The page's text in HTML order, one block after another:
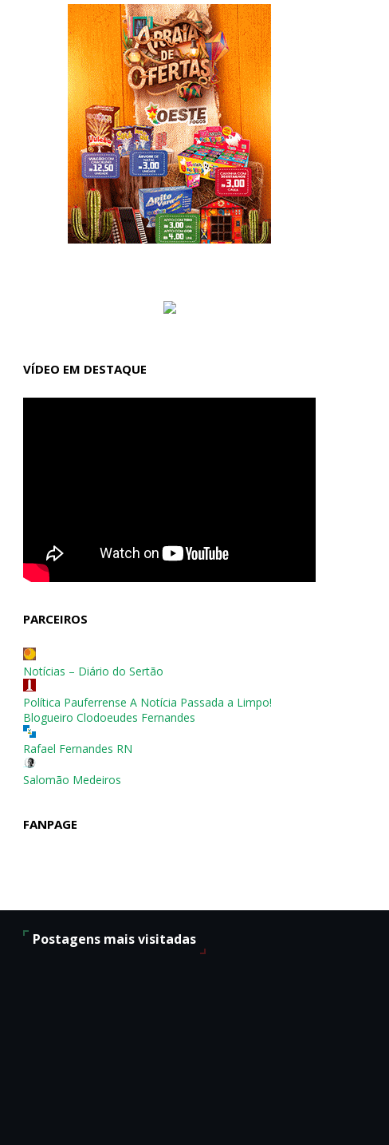
VÍDEO EM DESTAQUE
PARCEIROS
Notícias – Diário do Sertão
Política Pauferrense A Notícia Passada a Limpo!
Blogueiro Clodoeudes Fernandes
Rafael Fernandes RN
Salomão Medeiros
FANPAGE
Postagens mais visitadas